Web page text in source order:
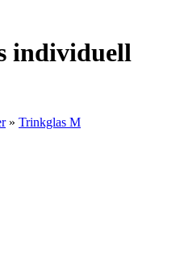
individuell
» Trinkglas M